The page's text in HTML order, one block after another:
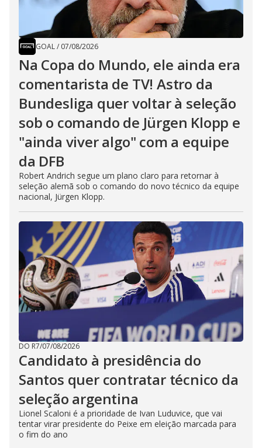
GOAL/ 07/08/2026
Na Copa do Mundo, ele ainda era
comentarista de TV! Astro da
Bundesliga quer voltar à seleção
sob o comando de Jürgen Klopp e
"ainda viver algo" com a equipe
da DFB
Robert Andrich segue um plano claro para retornar à
seleção alemã sob o comando do novo técnico da equipe
nacional, Jürgen Klopp.
DO R7/07/08/2026
Candidato à presidência do
Santos quer contratar técnico da
seleção argentina
Lionel Scaloni é a prioridade de Ivan Luduvice, que vai
tentar virar presidente do Peixe em eleição marcada para
o fim do ano